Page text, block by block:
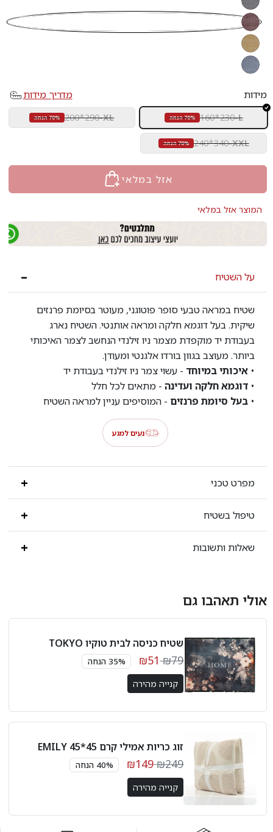
אפור
בורדו
חרדל
מידות
מדריך מידות
L
-
160*230 70% הנחה XL
-
200*290 70% הנחה
XXL
-
240*340 70% הנחה
אזל במלאי
המוצר אזל במלאי
על השטיח
שטיח במראה טבעי סופר פוטוגני, מעוטר בסיומת פרנזים
שיקית. בעל דוגמא חלקה ומראה אותנטי. השטיח נארג
בעבודת יד מוקפדת מצמר ניו זילנדי הנחשב לצמר האיכותי
ביותר. מעוצב בגוון בורדו אלגנטי ומעודן.
• איכותי במיוחד - עשוי צמר ניו זילנדי בעבודת יד
• דוגמא חלקה ועדינה- מתאים לכל חלל
• בעל סיומת פרנזים - המוסיפים עניין למראה השטיח
נעים למגע
מפרט טכני
טיפול בשטיח
שאלות ותשובות
אולי תאהבו גם
שטיח כניסה לבית טוקיו TOKYO
₪79
₪51 35% הנחה
קנייה מהירה
זוג כריות אמילי קרם 45*45 EMILY
₪249
₪149 40% הנחה
קנייה מהירה